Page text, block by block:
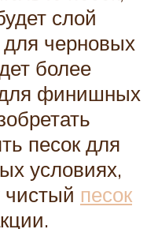
слой
для черновых
более
финишных
песок для
условиях,
чистый песок